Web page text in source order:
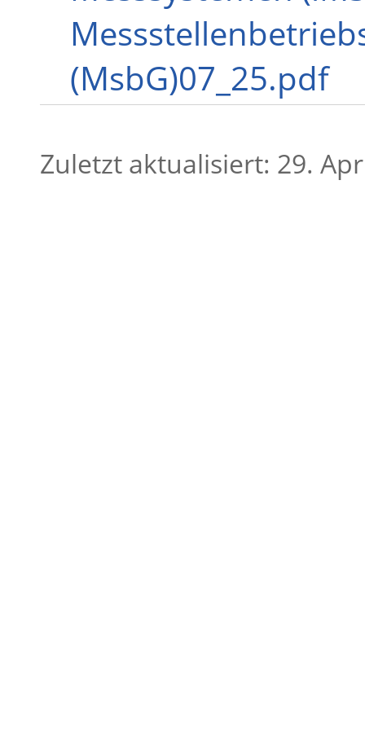
(MsbG)07_25.pdf
Zuletzt aktualisiert: 29.